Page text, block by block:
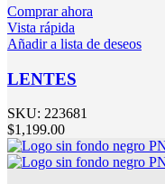
Comprar ahora
Vista rápida
Añadir a lista de deseos
LENTES
SKU: 223681
$1,199.00